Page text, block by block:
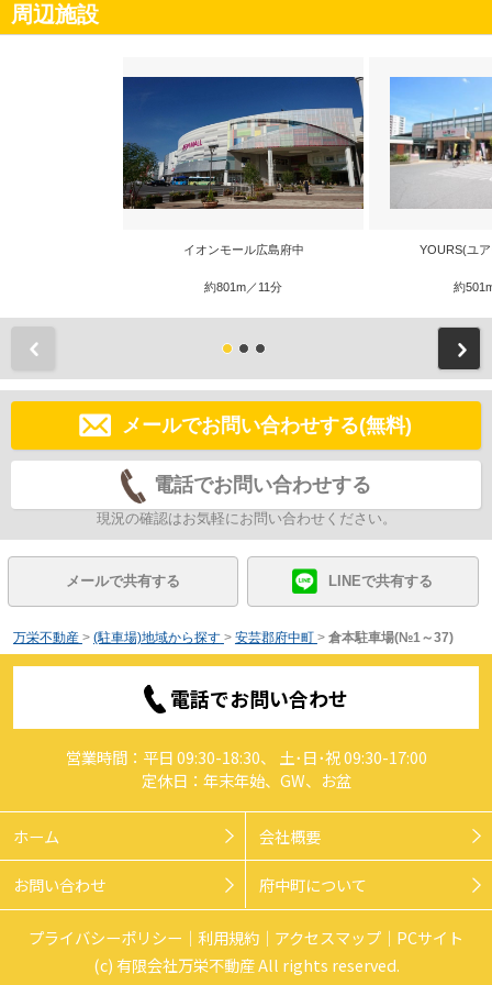
周辺施設
イオンモール広島府中
約801m／11分
YOURS(ユ
約
メールでお問い合わせする(無料)
電話でお問い合わせする
現況の確認はお気軽にお問い合わせください。
メールで共有する LINEで共有する
万栄不動産 > (駐車場)地域から探す > 安芸郡府中町 > 倉本駐車場(№1～37)
電話でお問い合わせ
営業時間：平日 09:30-18:30、 土･日･祝 09:30-17:00
定休日：年末年始、GW、お盆
ホーム 会社概要
お問い合わせ 府中町について
プライバシーポリシー 利用規約 アクセスマップ
PCサイト
(c) 有限会社万栄不動産 All rights reserved.